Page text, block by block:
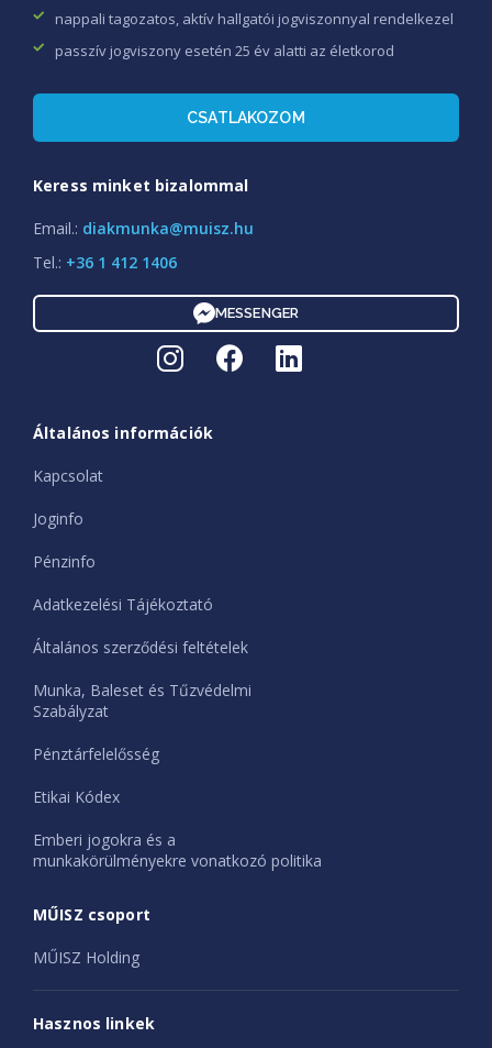
nappali tagozatos, aktív hallgatói jogviszonnyal rendelkezel
passzív jogviszony esetén 25 év alatti az életkorod
CSATLAKOZOM
Keress minket bizalommal
Email.: diakmunka@muisz.hu
Tel.: +36 1 412 1406
MESSENGER
Általános információk
Kapcsolat
Joginfo
Pénzinfo
Adatkezelési Tájékoztató
Általános szerződési feltételek
Munka, Baleset és Tűzvédelmi
Szabályzat
Pénztárfelelősség
Etikai Kódex
Emberi jogokra és a
munkakörülményekre vonatkozó politika
MŰISZ csoport
MŰISZ Holding
Hasznos linkek